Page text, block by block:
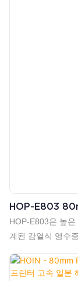
HOP-E803
HOP-E803은 높
계된 감열식 영수